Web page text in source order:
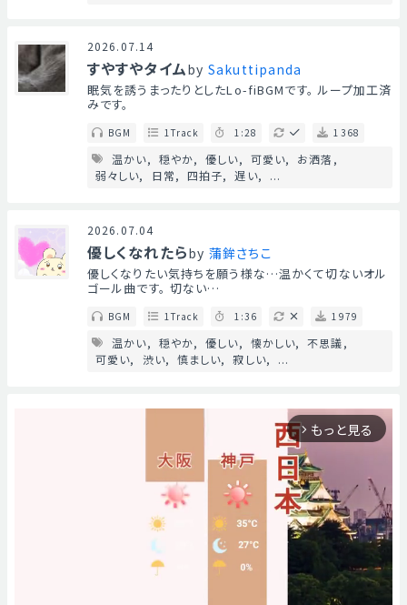
2026.07.14
すやすやタイムby Sakuttipanda
眠気を誘うまったりとしたLo-fiBGMです。 ループ加工済
みです。
BGM 1Track 1:28 1368
温かい 穏やか 優しい 可愛い
お洒落
弱々しい
日常 四拍子 遅い ...
2026.07.04
優しくなれたらby 蒲鉾さちこ
優しくなりたい気持ちを願う様な…温かくて切ないオル
ゴール曲です。 切ない…
BGM 1Track 1:36 1979
温かい 穏やか 優しい 懐かしい
不思議
可愛い
渋い 慎ましい 寂しい ...
arrow_forward_ios もっと見る